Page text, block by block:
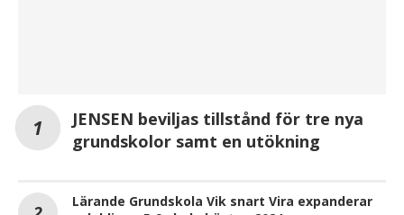
JENSEN beviljas tillstånd för tre nya
grundskolor samt en utökning
Lärande Grundskola Vik snart Vira expanderar